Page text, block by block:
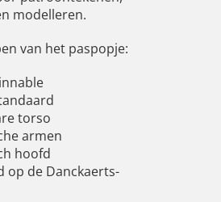
modelleren.
van het paspopje:
torso
armen
hoofd
op de Danckaerts-